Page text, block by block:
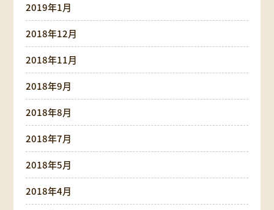
2019年1月
2018年12月
2018年11月
2018年9月
2018年8月
2018年7月
2018年5月
2018年4月